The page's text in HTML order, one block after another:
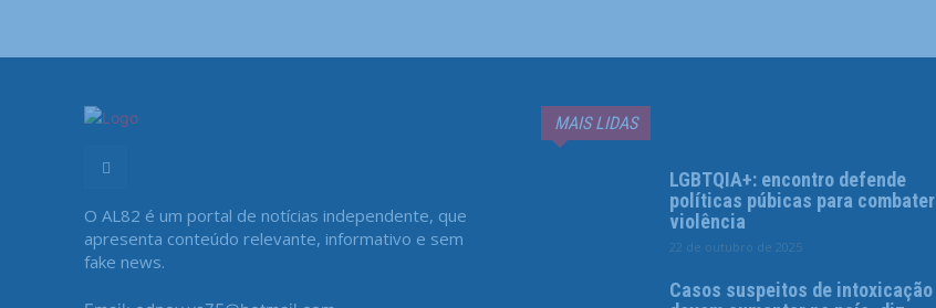
O AL82 é um portal de notícias independente, que
apresenta conteúdo relevante, informativo e sem
fake news.
MAIS LIDAS
LGBTQIA+: encontro defende
políticas púbicas para combater
violência
22 de outubro de 2025
Casos suspeitos de intoxicação